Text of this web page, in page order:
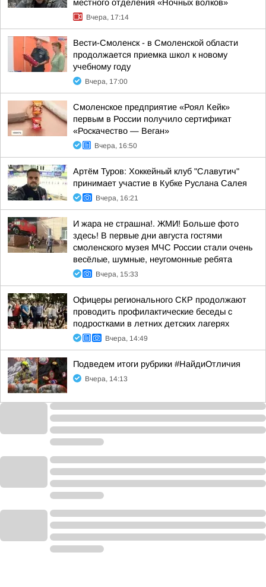
местного отделения «Ночных волков»
Вчера, 17:14
Вести-Смоленск - в Смоленской области
продолжается приемка школ к новому
учебному году
Вчера, 17:00
Смоленское предприятие «Роял Кейк»
первым в России получило сертификат
«Роскачество — Веган»
Вчера, 16:50
Артём Туров: Хоккейный клуб "Славутич"
принимает участие в Кубке Руслана Салея
Вчера, 16:21
И жара не страшна!. ЖМИ! Больше фото
здесь! В первые дни августа гостями
смоленского музея МЧС России стали очень
весёлые, шумные, неугомонные ребята
Вчера, 15:33
Офицеры регионального СКР продолжают
проводить профилактические беседы с
подростками в летних детских лагерях
Вчера, 14:49
Подведем итоги рубрики #НайдиОтличия
Вчера, 14:13